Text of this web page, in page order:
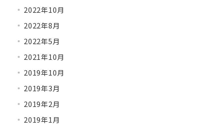
2022年10月
2022年8月
2022年5月
2021年10月
2019年10月
2019年3月
2019年2月
2019年1月